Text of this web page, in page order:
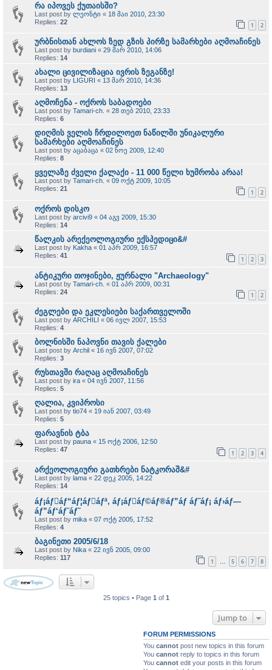
რა იპოვეს ქუთაისში?
Last post by ლეონტი « 18 მაი 2010, 23:30
Replies: 22 1 2
ურბნისთან ახლოს ზედ გზის პირზე სამარხები აღმოაჩინეს
Last post by burdiani « 29 მარ 2010, 14:06
Replies: 14
ახალი ცივილიზაცია ივრის ზეგანზე!
Last post by LIGURI « 13 მარ 2010, 14:36
Replies: 13
აღმოჩენა - ოქროს საბადოები
Last post by Tamari-ch. « 28 თებ 2010, 23:33
Replies: 6
დიღმის ველის ჩრდილოეთ ნაწილში უნიკალური
სამარხები აღმოაჩინეს
Last post by აცაბაცა « 02 ნოე 2009, 12:40
Replies: 8
ყველაზე ძველი ქალაქი - 11 000 წელი ხუმრობა არაა!
Last post by Tamari-ch. « 09 ოქტ 2009, 10:05
Replies: 21 1 2
ოქროს დისკო
Last post by arcivi9 « 04 აგვ 2009, 15:30
Replies: 14
წალკის არექეოლოგიური ექსპედიცი&#
Last post by Kakha « 01 აპრ 2009, 16:57
Replies: 41 1 2 3
ანტიკური თოჯინები, ჟურნალი "Archaeology"
Last post by Tamari-ch. « 01 აპრ 2009, 00:31
Replies: 24 1 2
ძეგლები და ეკლესიები საქართველოში
Last post by ARCHILI « 06 ივლ 2007, 15:53
Replies: 4
ბოლნისში ნაპოვნი თავის ქალები
Last post by Archil « 16 ივნ 2007, 07:02
Replies: 3
რუსთავში რაღაც აღმოაჩინეს
Last post by ira « 04 ივნ 2007, 11:56
Replies: 5
ღალია, კვიპროსი
Last post by tio74 « 19 იან 2007, 03:49
Replies: 5
ფარავნის ტბა
Last post by pauna « 15 ოქტ 2006, 12:50
Replies: 47 1 2 3 4
არქეოლოგიური გათხრები ნატკორაშ&#
Last post by lama « 22 დეკ 2005, 14:22
Replies: 14
áƒ¡áƒ￾áƒ“áƒ¦áƒ￾áƒª, áƒ¡áƒ￾áƒ©áƒ®áƒ”áƒ áƒ˜áƒ¡ áƒ›áƒ—
áƒ”áƒ‘áƒ¨áƒ˜
Last post by mika « 07 ოქტ 2005, 17:52
Replies: 4
ბაგინეთი 2005/6/18
Last post by Nika « 22 ივნ 2005, 09:00
Replies: 117 1 … 5 6 7 8
25 topics • Page 1 of 1
Jump to
FORUM PERMISSIONS
You cannot post new topics in this forum
You cannot reply to topics in this forum
You cannot edit your posts in this forum